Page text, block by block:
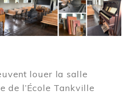
louer la salle
de l’École Tankville